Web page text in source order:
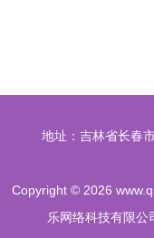
地址：吉林省长春
Copyright © 2026
乐网络科技有限公